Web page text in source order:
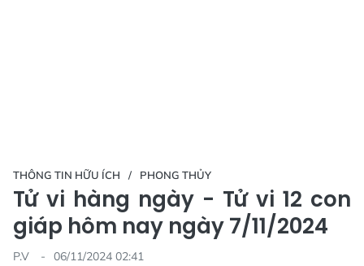
THÔNG TIN HỮU ÍCH PHONG THỦY
Tử vi hàng ngày - Tử vi 12 con
giáp hôm nay ngày 7/11/2024
P.V
06/11/2024 02:41